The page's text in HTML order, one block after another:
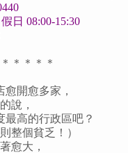
日 08:00-15:30
＊＊＊＊
開愈多家，
說，
高的行政區吧？
整個貧乏！）
愈大，